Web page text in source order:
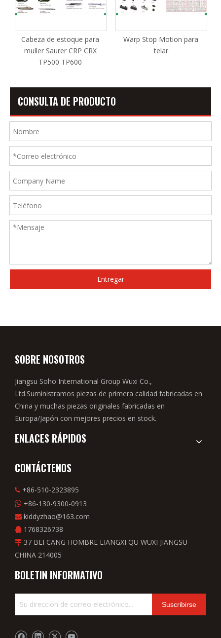
Cabeza de estoque para
muller Saurer CRP CRX
TP500 TP600
Warp Stop Motion para
telar
CONSULTA DE PRODUCTO
Entregar
SOBRE NOSOTROS
Jiangsu Soho International Group Wuxi Co.,
Ltd.Suministramos piezas de primera calidad fabricadas en
China y muchas piezas originales fabricadas en
Europa/Japón con mejores precios en stock.
ENLACES RÁPIDOS
CONTÁCTENOS
 +86-510-2323895
 +86-130-9300-0913
 kiddyzhao@163.com
 1768326738
 37 BEI CANG HOMBRE LIANGXI QU WUXI JIANGSU
CHINA 214005
BOLETIN INFORMATIVO
Suscribirse